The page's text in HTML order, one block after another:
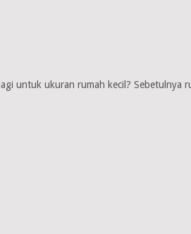
untuk ukuran rumah kecil?